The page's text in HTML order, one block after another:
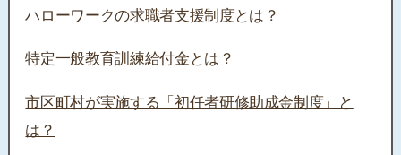
ハローワークの求職者支援制度とは？
特定一般教育訓練給付金とは？
市区町村が実施する「初任者研修助成金制度」と
は？